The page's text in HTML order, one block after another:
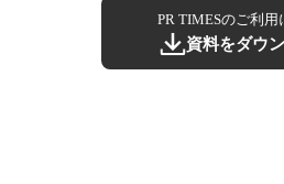
PR TIMESのご利用
資料をダウ